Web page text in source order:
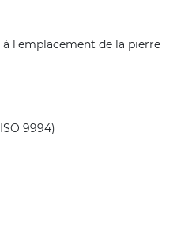
l'emplacement de la pierre
9994)